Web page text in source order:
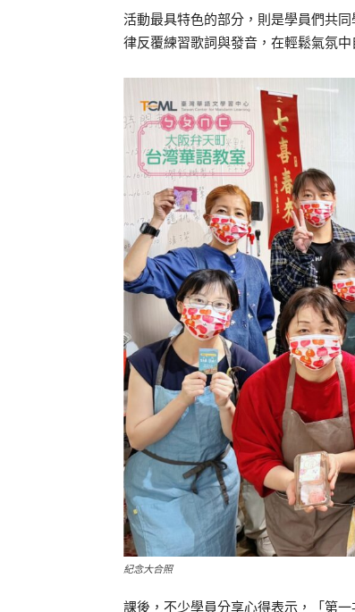
活動最具特色的部分，則是學員們共
律反覆練習歌詞與發音，在輕鬆氣氛中
紀念大合照
課後，不少學員分享心得表示，「第